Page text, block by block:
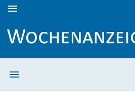
menu
menu